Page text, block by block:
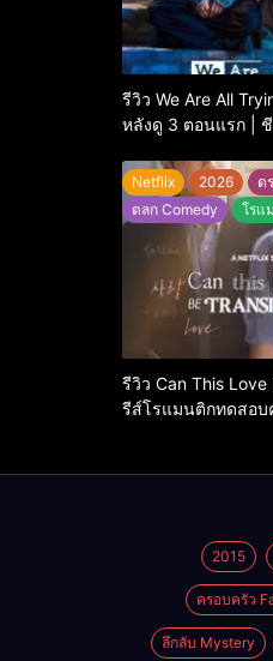
รีวิว We Are All
หลังดู 3 ตอนแรก |
Netflix 2026
ด
ตลก Comedy
โรแ
รีวิว Can This
รีส์โรแมนติกทดสอบ
2015
ครอบครัว
ลึกลับ Mystery